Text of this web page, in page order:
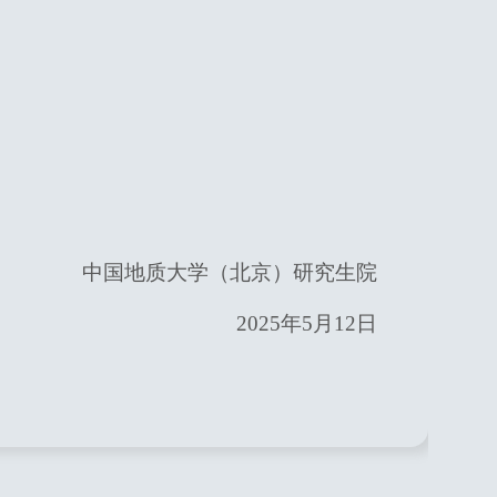
中国地质大学（北京）研究生院
2025年5月12日